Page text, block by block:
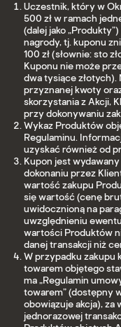
Uczestnik, który w
500 zł w ramach
(dalej jako
nagrody, tj. kuponu
100 zł (słownie: sto
Kuponu nie może
dwa tysiące złotych).
przyznanej kwoty
skorzystania z Akcji,
przy dokonywaniu
Wykaz Produktów
Regulaminu.
uzyskać również od
Kupon jest
dokonaniu przez
wartość zakupu
się wartość (cenę
uwidocznioną na
uwzględnieniu
wartości Produktów
danej transakcji niż
W przypadku zakupu
towarem objętego
ma „Regulamin
towarem” (dostępny
obowiązuje akcja),
jednorazowej